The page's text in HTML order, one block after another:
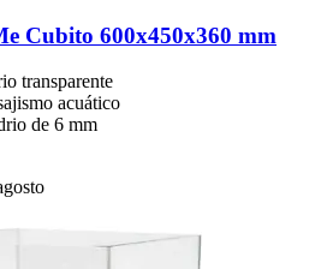
Cubito 600x450x360 mm
transparente
acuático
de 6 mm